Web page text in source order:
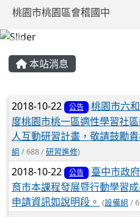
桃園市桃園區會稽國中
本站消息
文章列表
2018-10-22 公告
桃園市六
度桃園市桃一區適性學習社
人互動研習計畫，敬請鼓勵
組 / 688 /研習進修)
2018-10-22 公告
臺中市政
育市本課程發展暨行動學習
申請資訊如說明段。 (設備組 /